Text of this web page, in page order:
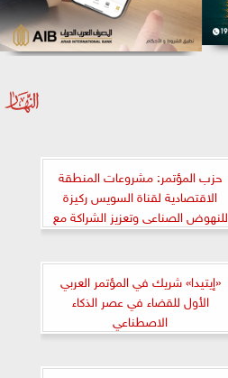
حزب المؤتمر: مشروعات المنطقة
الاقتصادية لقناة السويس ركيزة
للنهوض الصناعى وتعزيز الشراكة مع
القطاع الخاص
«إيتيدا» شريك في المؤتمر العربي
الأول للقضاء في عصر الذكاء
الاصطناعي